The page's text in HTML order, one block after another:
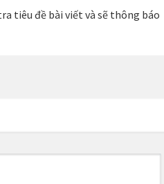
tiêu đề bài viết và sẽ thông báo